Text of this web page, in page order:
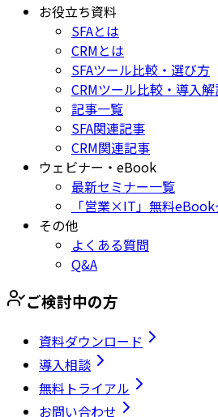
お役立ち資料
SFAとは
CRMとは
SFAツール比較・選び方
CRMツール比較・導入
記事一覧
SFA関連記事
CRM関連記事
ウェビナー・eBook
最新セミナー一覧
「営業×IT」無料
その他
よくある質問
Q&A
ご検討中の方
資料ダウンロード
導入相談
無料トライアル
お問い合わせ